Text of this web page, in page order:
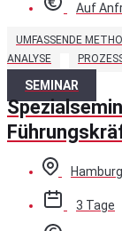
Auf
UMFASSENDE
ANALYSE
SEMINAR
Hamburg
3 Tage